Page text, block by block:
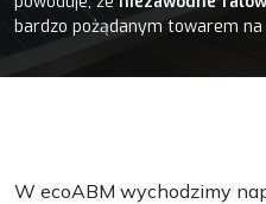
bardzo pożądanym towarem na
W ecoABM wychodzimy